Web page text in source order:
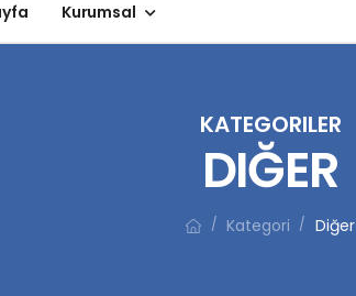
Kurumsal
KATEGORILER
DIĞER
/ Kategori / Diğer